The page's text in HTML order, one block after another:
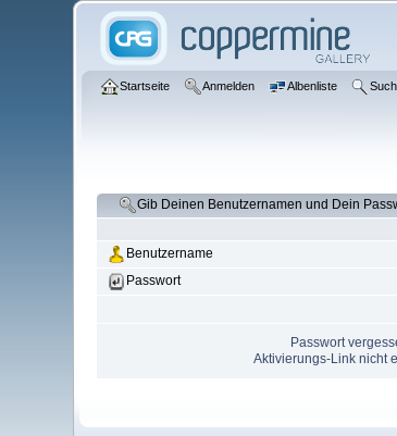
Startseite Anmelden Albenliste
Gib Deinen Benutzernamen und Dein
Benutzername
Passwort
Passwort
Aktivierungs-Link nicht